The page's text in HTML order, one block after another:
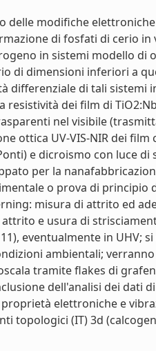
delle modifiche
di fosfati di cerio
in sistemi modello di
di dimensioni inferiori a
differenziale di tali sistemi
resistività dei film di
nel visibile
ottica UV-VIS-NIR dei film
e dicroismo con luce
per la
o prova di principio
misura di attrito ed
e usura di
eventualmente in UHV;
ambientali;
tramite flakes di
dell'analisi dei dati di
elettroniche e
topologici (IT) 3d